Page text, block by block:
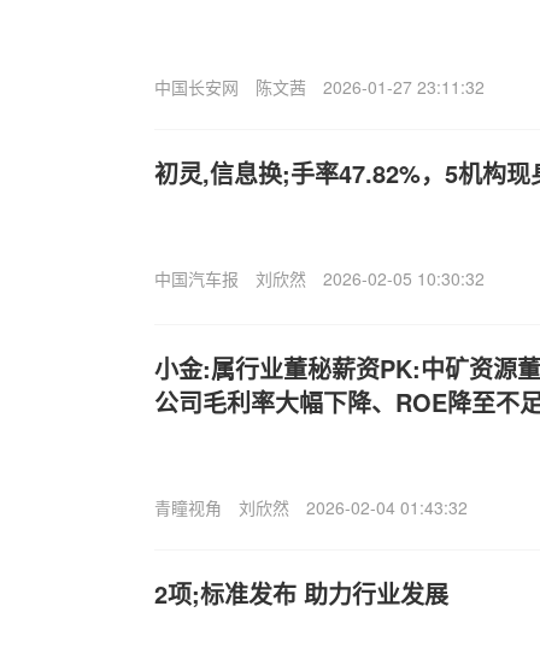
中国长安网 陈文茜 2026-01-27 23:11:32
初灵,信息换;手率47.82%，5机构现
中国汽车报 刘欣然 2026-02-05 10:30:32
小金:属行业董秘薪资PK:中矿资源
公司毛利率大幅下降、ROE降至不
青瞳视角 刘欣然 2026-02-04 01:43:32
2项;标准发布 助力行业发展